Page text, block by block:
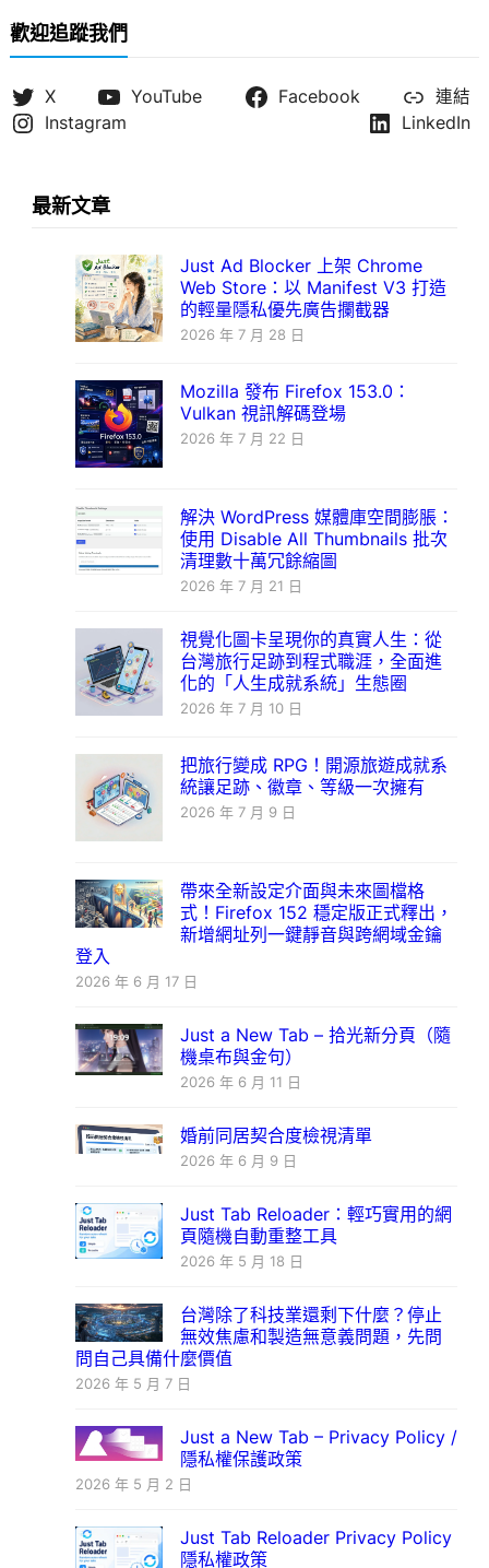
歡迎追蹤我們
X YouTube Facebook
連結
Instagram
LinkedIn
最新文章
Just Ad Blocker 上架 Chrome
Web Store：以 Manifest V3 打造
的輕量隱私優先廣告攔截器
2026 年 7 月 28 日
Mozilla 發布 Firefox 153.0：
Vulkan 視訊解碼登場
2026 年 7 月 22 日
解決 WordPress 媒體庫空間膨脹：
使用 Disable All Thumbnails 批次
清理數十萬冗餘縮圖
2026 年 7 月 21 日
視覺化圖卡呈現你的真實人生：從
台灣旅行足跡到程式職涯，全面進
化的「人生成就系統」生態圈
2026 年 7 月 10 日
把旅行變成 RPG！開源旅遊成就系
統讓足跡、徽章、等級一次擁有
2026 年 7 月 9 日
帶來全新設定介面與未來圖檔格
式！Firefox 152 穩定版正式釋出，
新增網址列一鍵靜音與跨網域金鑰
登入
2026 年 6 月 17 日
Just a New Tab – 拾光新分頁（隨
機桌布與金句）
2026 年 6 月 11 日
婚前同居契合度檢視清單
2026 年 6 月 9 日
Just Tab Reloader：輕巧實用的網
頁隨機自動重整工具
2026 年 5 月 18 日
台灣除了科技業還剩下什麼？停止
無效焦慮和製造無意義問題，先問
問自己具備什麼價值
2026 年 5 月 7 日
Just a New Tab – Privacy Policy /
隱私權保護政策
2026 年 5 月 2 日
Just Tab Reloader Privacy Policy
隱私權政策